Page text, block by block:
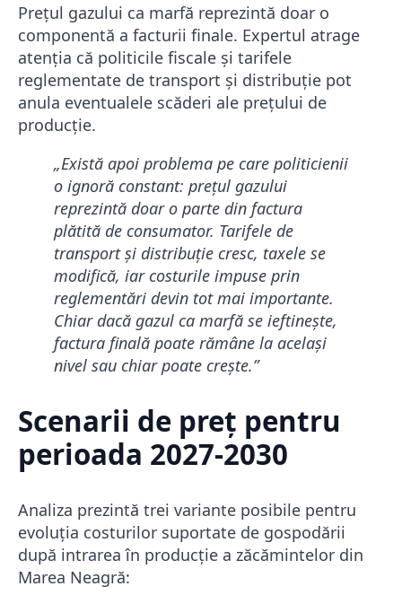
Prețul gazului ca marfă reprezintă doar o
componentă a facturii finale. Expertul atrage
atenția că politicile fiscale și tarifele
reglementate de transport și distribuție pot
anula eventualele scăderi ale prețului de
producție.
„Există apoi problema pe care politicienii
o ignoră constant: prețul gazului
reprezintă doar o parte din factura
plătită de consumator. Tarifele de
transport și distribuție cresc, taxele se
modifică, iar costurile impuse prin
reglementări devin tot mai importante.
Chiar dacă gazul ca marfă se ieftinește,
factura finală poate rămâne la același
nivel sau chiar poate crește.”
Scenarii de preț pentru
perioada 2027-2030
Analiza prezintă trei variante posibile pentru
evoluția costurilor suportate de gospodării
după intrarea în producție a zăcămintelor din
Marea Neagră: